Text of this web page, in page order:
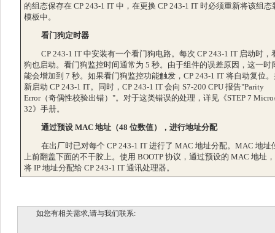
的组态保存在 CP 243-1 IT 中，在更换 CP 243-1 IT 时必须重新将该组态
模板中。
看门狗定时器
CP 243-1 IT 中安装有一个看门狗电路。每次 CP 243-1 IT 启动时，
狗也启动。看门狗监控时间通常为 5 秒。由于组件的误差原因，这一时
能会增加到 7 秒。如果看门狗监控功能触发，CP 243-1 IT 将自动复位
新启动 CP 243-1 IT。同时，CP 243-1 IT 会向 S7-200 CPU 报告"Parity
Error（奇偶性校验出错）"。对于这类错误的处理，详见《STEP 7
32》手册。
通过预设 MAC 地址（48 位数值），进行地址分配
在出厂时已对每个 CP 243-1 IT 进行了 MAC 地址分配。MAC 地址
上前翻盖下面的不干胶上。使用 BOOTP 协议，通过预设的 MAC 地址
将 IP 地址分配给 CP 243-1 IT 通讯处理器。
如您有相关需求,请与我们联系: